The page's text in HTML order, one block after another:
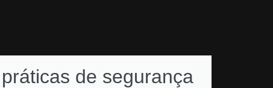
práticas de segurança